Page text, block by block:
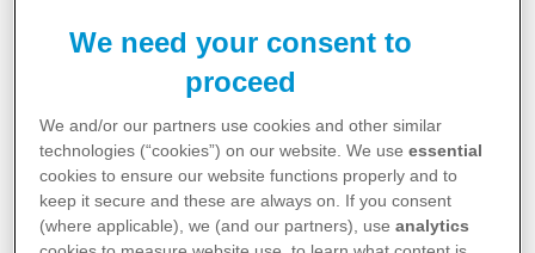
Les principaux types de
carcinomes rénaux(3)
Le carcinome à cellules claires
Ce type de CR représente environ 70 à 80% des
cas. Dans la tumeur, les cellules ont un aspect clair
ou pâle. La croissance de ces cellules peut être
We need your consent to
proceed
We and/or our partners use cookies and other similar
technologies (“cookies”) on our website. We useessential
cookies to ensure our website functions properly and to
keep it secure and these are always on. If you consent
(where applicable), we (and our partners), useanalytics